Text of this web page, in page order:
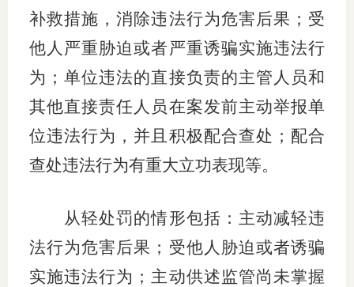
联系我
招聘信
协会采
补救措施，消除违法行为危害后果；受
他人严重胁迫或者严重诱骗实施违法行
为；单位违法的直接负责的主管人员和
其他直接责任人员在案发前主动举报单
位违法行为，并且积极配合查处；配合
查处违法行为有重大立功表现等。
从轻处罚的情形包括：主动减轻违
法行为危害后果；受他人胁迫或者诱骗
实施违法行为；主动供述监管尚未掌握